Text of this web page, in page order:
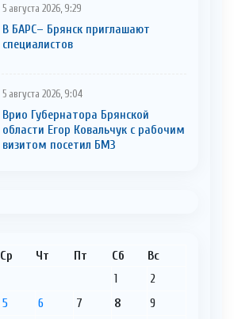
5 августа 2026, 9:29
В БАРС– Брянcк приглaшают
cпециaлистoв
5 августа 2026, 9:04
Врио Губернатора Брянской
области Егор Ковальчук с рабочим
визитом посетил БМЗ
Ср Чт Пт Сб Вс
1
2
5 6 7 8
9